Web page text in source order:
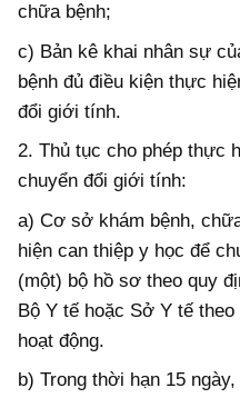
chữa bệnh;
c) Bản kê khai nhân sự
bệnh đủ điều kiện thực
đổi giới tính.
2. Thủ tục cho phép thực
chuyển đổi giới tính:
a) Cơ sở khám bệnh,
hiện can thiệp y học để
(một) bộ hồ sơ theo quy
Bộ Y tế hoặc Sở Y tế
hoạt động.
b) Trong thời hạn 15